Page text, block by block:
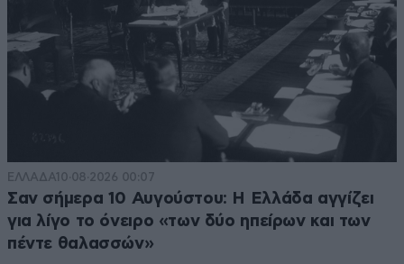
ΕΛΛΑΔΑ10·08·2026 00:07
Σαν σήμερα 10 Αυγούστου: Η Ελλάδα αγγίζει
για λίγο το όνειρο «των δύο ηπείρων και των
πέντε θαλασσών»